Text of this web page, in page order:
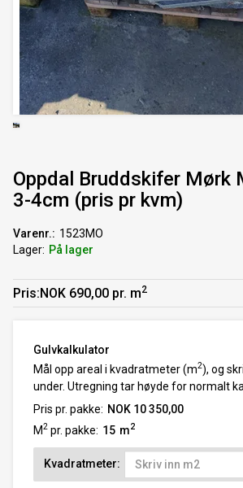
Oppdal Bruddskifer Mørk
3-4cm (pris pr kvm)
Varenr.
1523MO
Lager
På lager
Pris NOK 690,00 pr. m2
Gulvkalkulator
Mål opp areal i kvadratmeter (m2), og
under. Utregning tar høyde for normalt
Pris pr. pakke: NOK 10 350,00
M2 pr. pakke: 15 m2
Kvadratmeter: